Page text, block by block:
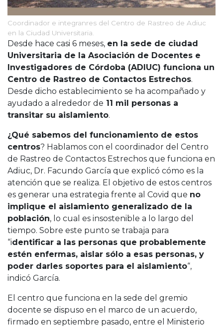
Coordinador e integranres del Centro de Rastreo de Adiuc
en la Ciudad Universitaria.
Desde hace casi 6 meses, en la sede de ciudad
Universitaria de la Asociación de Docentes e
Investigadores de Córdoba (ADIUC) funciona un
Centro de Rastreo de Contactos Estrechos.
Desde dicho establecimiento se ha acompañado y
ayudado a alrededor de 11 mil personas a
transitar su aislamiento.
¿Qué sabemos del funcionamiento de estos
centros? Hablamos con el coordinador del Centro
de Rastreo de Contactos Estrechos que funciona en
Adiuc, Dr. Facundo García que explicó cómo es la
atención que se realiza. El objetivo de estos centros
es generar una estrategia frente al Covid que no
implique el aislamiento generalizado de la
población, lo cual es insostenible a lo largo del
tiempo. Sobre este punto se trabaja para
“identificar a las personas que probablemente
estén enfermas, aislar sólo a esas personas, y
poder darles soportes para el aislamiento“,
indicó García.
El centro que funciona en la sede del gremio
docente se dispuso en el marco de un acuerdo,
firmado en septiembre pasado, entre el Ministerio